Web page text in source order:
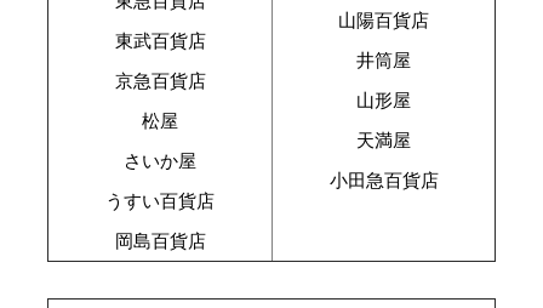
東武百貨店
京急百貨店
松屋
さいか屋
うすい百貨店
岡島百貨店
山陽百貨店
井筒屋
山形屋
天満屋
小田急百貨店